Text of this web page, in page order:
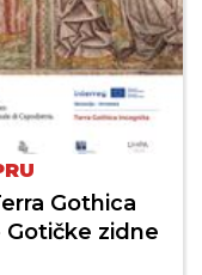
Gothica
zidne